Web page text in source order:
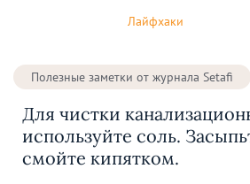
Лайфхаки
Полезные заметки от журнала Setafi